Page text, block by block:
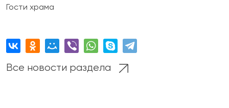
Гости храма
Все новости раздела